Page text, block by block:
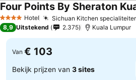
4 SterrenHotel Sichuan Kitchen
8,9 Uitstekend 2.375 Kuala Lumpur
Van € 103
Bekijk prijzen van 3 sites